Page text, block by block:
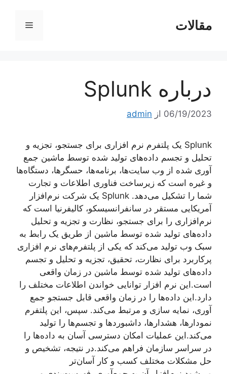
محتوامقالات فهرست
درباره Splunk
06/19/2023 از admin
Splunk یک پلتفرم نرم افزاری برای جستجو، تجزیه و
تحلیل و تجسم داده‌های تولید شده توسط ماشین جمع
آوری شده از وب سایت‌ها، برنامه‌ها، حسگرها، دستگاه‌ها
و غیره است که زیرساخت فناوری اطلاعات و تجارت
شما را تشکیل می‌دهد. Splunk یک شرکت نرم‌افزار
آمریکایی مستقر در سانفرانسیسکو، کالیفرنیا است که
نرم‌افزاری را برای جستجو، نظارت و تجزیه و تحلیل
داده‌های تولید شده توسط ماشین از طریق یک رابط به
سبک وب تولید می‌کند که یکی از پلتفرم‌های نرم افزاری
پرکاربرد برای نظارت، تحقیق، تجزیه و تحلیل و تجسم
داده‌های تولید شده توسط ماشین در زمان واقعی
است.این نرم افزار توانایی خواندن اطلاعات مختلف را
دارد.این داده‌ها را در زمان واقعی قابل جستجو جمع
آوری، نمایه سازی و مرتبط می‌کند. سپس، این پلتفرم
نمودارها، هشدارها، داشبوردها و تجسم‌ها را تولید
می‌کند.این عملیات امکان دسترسی آسان به داده‌ها را
در سراسر سازمان فراهم می‌کند.در نتیجه، تشخیص و
حل مشکلات مختلف کسب و کار آسان‌تر